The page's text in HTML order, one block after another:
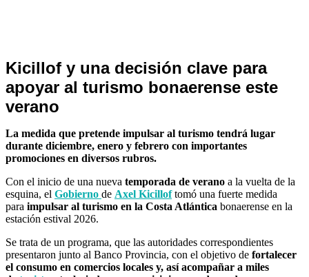
Notas
de
Archivo
Kicillof y una decisión clave para
apoyar al turismo bonaerense este
verano
La medida que pretende impulsar al turismo tendrá lugar
durante diciembre, enero y febrero con importantes
promociones en diversos rubros.
Con el inicio de una nueva temporada de verano a la vuelta de la
esquina, el Gobierno de Axel Kicilloftomó una fuerte medida
para impulsar al turismo en la Costa Atlántica bonaerense en la
estación estival 2026.
Se trata de un programa, que las autoridades correspondientes
presentaron junto al Banco Provincia, con el objetivo de fortalecer
el consumo en comercios locales y, así acompañar a miles